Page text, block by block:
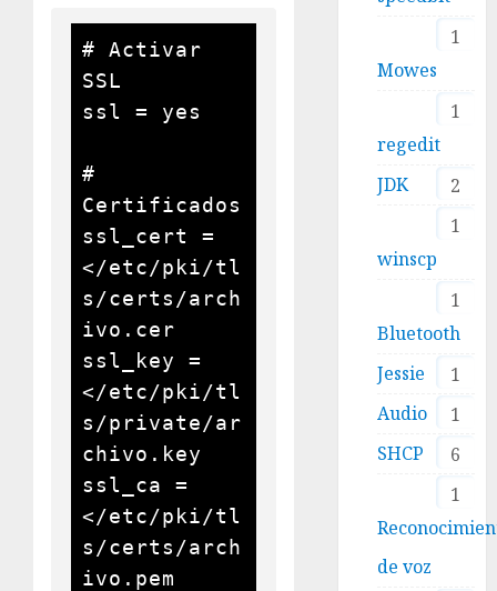
# Activar
SSL
ssl = yes
#
Certificados
ssl_cert =
</etc/pki/tl
s/certs/arch
ivo.cer
ssl_key =
</etc/pki/tl
s/private/ar
chivo.key
ssl_ca =
</etc/pki/tl
s/certs/arch
ivo.pem
1
Mowes
1
regedit
2
JDK
1
winscp
1
Bluetooth
1
Jessie
1
Audio
6
SHCP
1
de voz